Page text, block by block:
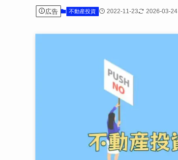
広告 不動産投資 2022-11-23 2026-03-24